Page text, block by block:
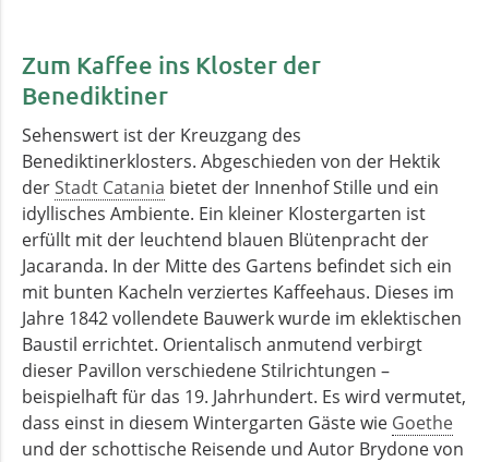
Zum Kaffee ins Kloster der
Benediktiner
Sehenswert ist der Kreuzgang des
Benediktinerklosters. Abgeschieden von der Hektik
derStadt Catania bietet der Innenhof Stille und ein
idyllisches Ambiente. Ein kleiner Klostergarten ist
erfüllt mit der leuchtend blauen Blütenpracht der
Jacaranda. In der Mitte des Gartens befindet sich ein
mit bunten Kacheln verziertes Kaffeehaus. Dieses im
Jahre 1842 vollendete Bauwerk wurde im eklektischen
Baustil errichtet. Orientalisch anmutend verbirgt
dieser Pavillon verschiedene Stilrichtungen –
beispielhaft für das 19. Jahrhundert. Es wird vermutet,
dass einst in diesem Wintergarten Gäste wie Goethe
und der schottische Reisende und Autor Brydone von